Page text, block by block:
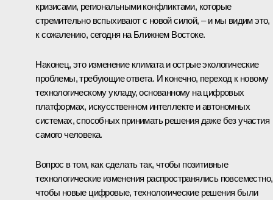
кризисами, региональными конфликтами, которые
стремительно вспыхивают с новой силой, – и мы видим это,
к сожалению, сегодня на Ближнем Востоке.
Наконец, это изменение климата и острые экологические
проблемы, требующие ответа. И конечно, переход к новому
технологическому укладу, основанному на цифровых
платформах, искусственном интеллекте и автономных
системах, способных принимать решения даже без участия
самого человека.
Вопрос в том, как сделать так, чтобы позитивные
технологические изменения распространялись повсеместно,
чтобы новые цифровые, технологические решения были